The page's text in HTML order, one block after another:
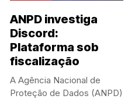
ANPD investiga
Discord:
Plataforma sob
fiscalização
A Agência Nacional de
Proteção de Dados (ANPD)